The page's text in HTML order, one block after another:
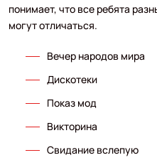
понимает, что все ребята
могут отличаться.
Вечер народов мира
Дискотеки
Показ мод
Викторина
Свидание вслепую